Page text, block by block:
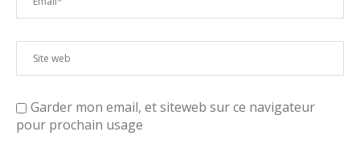
Garder mon email, et siteweb sur ce navigateur
pour prochain usage